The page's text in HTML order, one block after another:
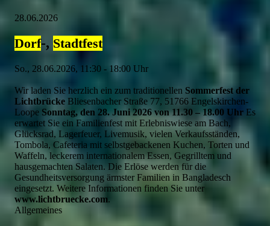
28.06.2026
Dorf-, Stadtfest
So., 28.06.2026, 11:30 - 18:00 Uhr
Wir laden Sie herzlich ein zum traditionellen Sommerfest der
Lichtbrücke Bliesenbacher Straße 77, 51766 Engelskirchen-
Loope Sonntag, den 28. Juni 2026 von 11.30 – 18.00 Uhr Es
erwartet Sie ein Familienfest mit Erlebniswiese am Bach,
Glücksrad, Lagerfeuer, Livemusik, vielen Verkaufsständen,
Tombola, Cafeteria mit selbstgebackenen Kuchen, Torten und
Waffeln, leckerem internationalem Essen, Gegrilltem und
hausgemachten Salaten. Die Erlöse werden für die
Gesundheitsversorgung ärmster Familien in Bangladesch
eingesetzt. Weitere Informationen finden Sie unter
www.lichtbruecke.com.
Allgemeines